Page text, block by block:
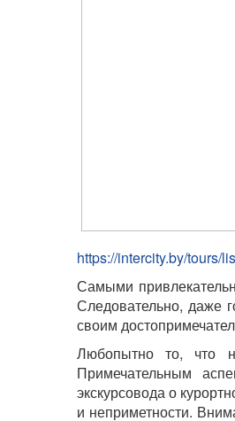
https://intercity.by/tours/
Самыми
Следовательно, даже
своим
Любопытно то, что
Примечательным
экскурсовода о
и неприметности.